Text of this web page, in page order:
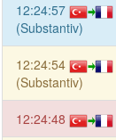
12:24:57
(Substantiv)
12:24:54
(Substantiv)
12:24:48